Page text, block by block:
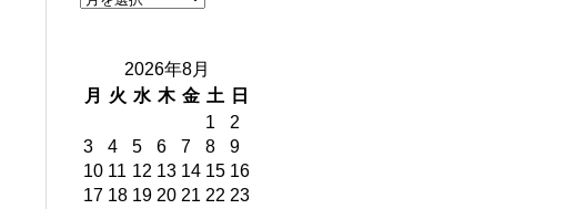
2026年8月
月
火 水 木 金 土
日
1
2
3
4 5 6 7 8
9
10 11 12 13 14 15 16
17 18 19 20 21 22 23